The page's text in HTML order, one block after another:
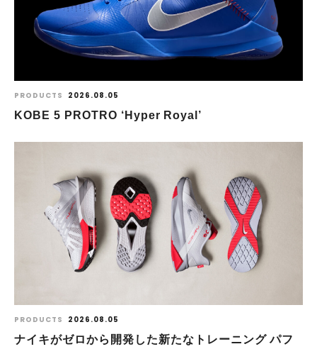
PRODUCTS 2026.08.05
KOBE 5 PROTRO ‘Hyper Royal’
PRODUCTS 2026.08.05
ナイキがゼロから開発した新たなトレーニング パフ